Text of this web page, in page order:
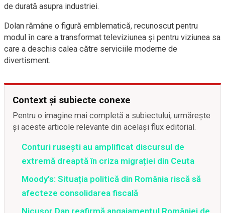
de durată asupra industriei.
Dolan rămâne o figură emblematică, recunoscut pentru
modul în care a transformat televiziunea și pentru viziunea sa
care a deschis calea către serviciile moderne de
divertisment.
Context și subiecte conexe
Pentru o imagine mai completă a subiectului, urmărește
și aceste articole relevante din același flux editorial.
Conturi rusești au amplificat discursul de
extremă dreaptă în criza migrației din Ceuta
Moody’s: Situația politică din România riscă să
afecteze consolidarea fiscală
Nicușor Dan reafirmă angajamentul României de